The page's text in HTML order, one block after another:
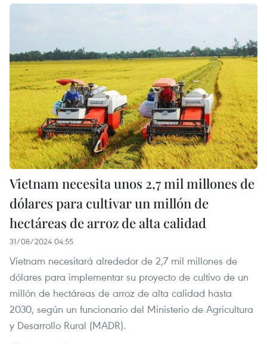
Vietnam necesita unos 2,7 mil millones de
dólares para cultivar un millón de
hectáreas de arroz de alta calidad
31/08/2024 04:55
Vietnam necesitará alrededor de 2,7 mil millones de
dólares para implementar su proyecto de cultivo de un
millón de hectáreas de arroz de alta calidad hasta
2030, según un funcionario del Ministerio de Agricultura
y Desarrollo Rural (MADR).